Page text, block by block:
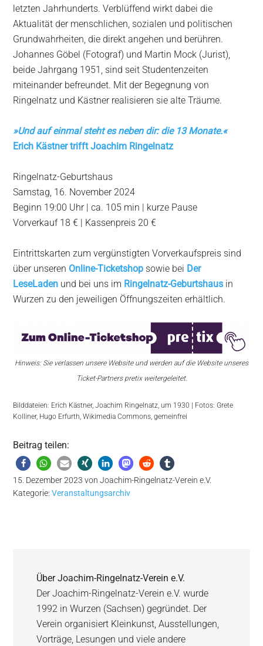
letzten Jahrhunderts. Verblüffend wirkt dabei die
Aktualität der menschlichen, sozialen und politischen
Grundwahrheiten, die direkt angehen und berühren.
Johannes Göbel (Fotograf) und Martin Mock (Jurist),
beide Jahrgang 1951, sind seit Studentenzeiten
miteinander befreundet. Mit der Begegnung von
Ringelnatz und Kästner realisieren sie alte Träume.
»Und auf einmal steht es neben dir: die 13 Monate.«
Erich Kästner trifft Joachim Ringelnatz
Ringelnatz-Geburtshaus
Samstag, 16. November 2024
Beginn 19:00 Uhr | ca. 105 min | kurze Pause
Vorverkauf 18 € | Kassenpreis 20 €
Eintrittskarten zum vergünstigten Vorverkaufspreis sind
über unseren Online-Ticketshop sowie bei Der
LeseLaden und bei uns im Ringelnatz-Geburtshaus in
Wurzen zu den jeweiligen Öffnungszeiten erhältlich.
Hinweis: Sie verlassen unsere Website und werden auf die Website unseres
Ticket-Partners pretix weitergeleitet.
Bilddateien: Erich Kästner, Joachim Ringelnatz, um 1930 | Fotos: Grete
Kolliner, Hugo Erfurth, Wikimedia Commons, gemeinfrei
Beitrag teilen:
15. Dezember 2023 vonJoachim-Ringelnatz-Verein e.V.
Kategorie:Veranstaltungsarchiv
ÜberJoachim-Ringelnatz-Verein e.V.
Der Joachim-Ringelnatz-Verein e.V. wurde
1992 in Wurzen (Sachsen) gegründet. Der
Verein organisiert Kleinkunst, Ausstellungen,
Vorträge, Lesungen und viele andere